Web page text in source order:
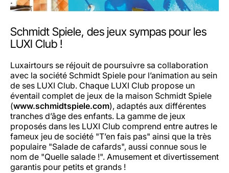
Schmidt Spiele, des jeux sympas pour les
LUXI Club !
Luxairtours se réjouit de poursuivre sa collaboration
avec la société Schmidt Spiele pour l’animation au sein
de ses LUXI Club. Chaque LUXI Club propose un
éventail complet de jeux de la maison Schmidt Spiele
(www.schmidtspiele.com), adaptés aux différentes
tranches d’âge des enfants. La gamme de jeux
proposés dans les LUXI Club comprend entre autres le
fameux jeu de société "T’en fais pas" ainsi que la très
populaire "Salade de cafards", aussi connue sous le
nom de "Quelle salade !". Amusement et divertissement
garantis pour petits et grands !